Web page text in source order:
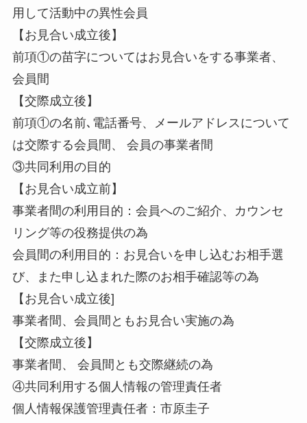
用して活動中の異性会員
【お見合い成立後】
前項①の苗字についてはお見合いをする事業者、
会員間
【交際成立後】
前項①の名前､電話番号、メールアドレスについて
は交際する会員間、 会員の事業者間
③共同利用の目的
【お見合い成立前】
事業者間の利用目的：会員へのご紹介、カウンセ
リング等の役務提供の為
会員間の利用目的：お見合いを申し込むお相手選
び、また申し込まれた際のお相手確認等の為
【お見合い成立後]
事業者間、会員間ともお見合い実施の為
【交際成立後】
事業者間、 会員間とも交際継続の為
④共同利用する個人情報の管理責任者
個人情報保護管理責任者：市原圭子